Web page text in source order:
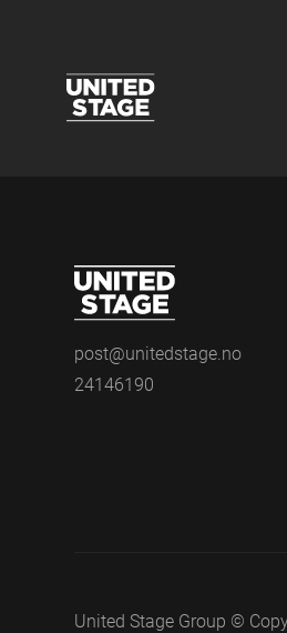
post@unitedstage.no
24146190
United Stage Group ©